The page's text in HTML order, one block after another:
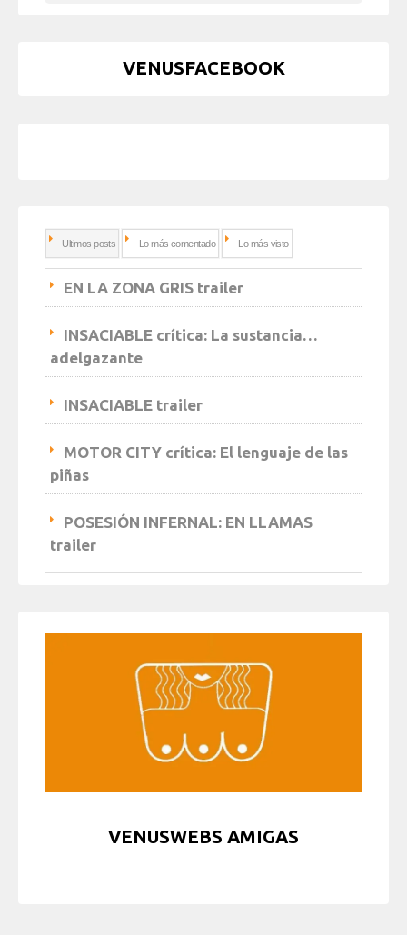
VENUSFACEBOOK
Ultimos posts Lo más comentado Lo más visto
EN LA ZONA GRIS trailer
INSACIABLE crítica: La sustancia…
adelgazante
INSACIABLE trailer
MOTOR CITY crítica: El lenguaje de las
piñas
POSESIÓN INFERNAL: EN LLAMAS
trailer
VENUSWEBS AMIGAS